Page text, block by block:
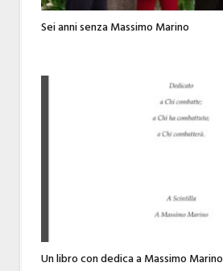
Sei anni senza Massimo Marino
Un libro con dedica a Massimo Marino